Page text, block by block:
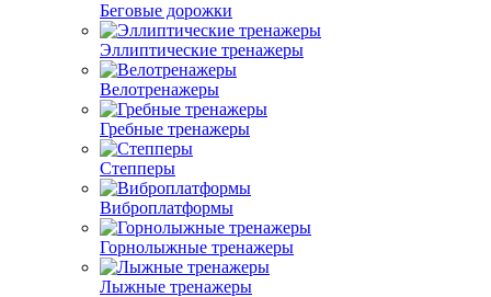
Беговые дорожки
Эллиптические тренажеры
Велотренажеры
Гребные тренажеры
Степперы
Виброплатформы
Горнолыжные тренажеры
Лыжные тренажеры